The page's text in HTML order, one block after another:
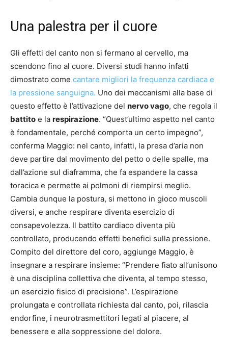
Una palestra per il cuore
Gli effetti del canto non si fermano al cervello, ma
scendono fino al cuore. Diversi studi hanno infatti
dimostrato come cantare migliori la frequenza cardiaca e
la pressione sanguigna. Uno dei meccanismi alla base di
questo effetto è l’attivazione del nervo vago, che regola il
battito e la respirazione. “Quest’ultimo aspetto nel canto
è fondamentale, perché comporta un certo impegno”,
conferma Maggio: nel canto, infatti, la presa d’aria non
deve partire dal movimento del petto o delle spalle, ma
dall’azione sul diaframma, che fa espandere la cassa
toracica e permette ai polmoni di riempirsi meglio.
Cambia dunque la postura, si mettono in gioco muscoli
diversi, e anche respirare diventa esercizio di
consapevolezza. Il battito cardiaco diventa più
controllato, producendo effetti benefici sulla pressione.
Compito del direttore del coro, aggiunge Maggio, è
insegnare a respirare insieme: “Prendere fiato all’unisono
è una disciplina collettiva che diventa, al tempo stesso,
un esercizio fisico di precisione”. L’espirazione
prolungata e controllata richiesta dal canto, poi, rilascia
endorfine, i neurotrasmettitori legati al piacere, al
benessere e alla soppressione del dolore.